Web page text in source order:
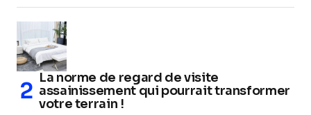
La norme de regard de visite
assainissement qui pourrait transformer
votre terrain !